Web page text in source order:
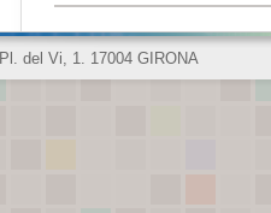
Pl. del Vi, 1. 17004 GIRONA